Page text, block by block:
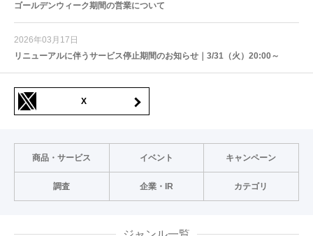
ゴールデンウィーク期間の営業について
2026年03月17日
リニューアルに伴うサービス停止期間のお知らせ｜3/31（火）20:00～
X
商品・サービス イベント キャンペーン
調査 企業・IR カテゴリ